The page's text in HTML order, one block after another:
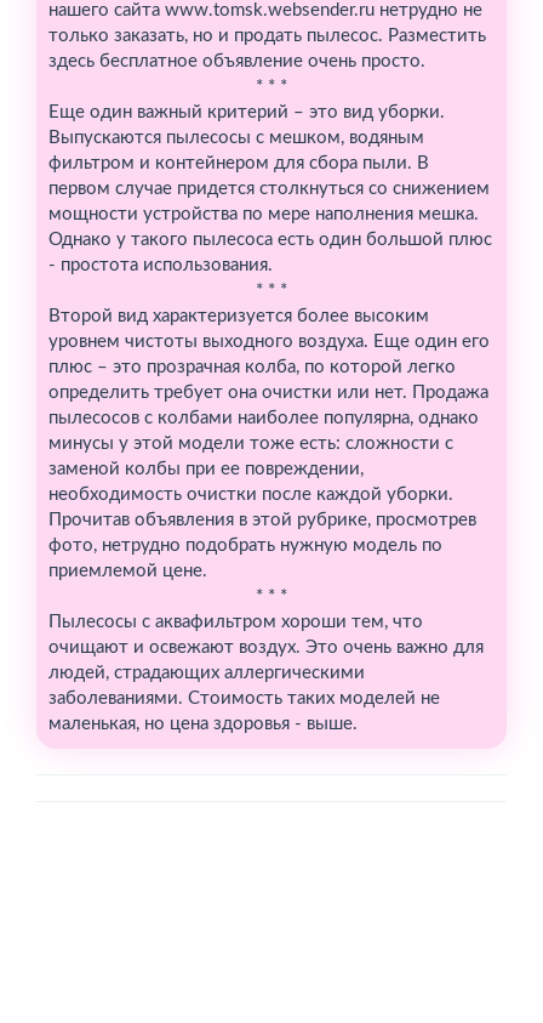
нашего сайта www.tomsk.websender.ru нетрудно не
только заказать, но и продать пылесос. Разместить
здесь бесплатное объявление очень просто.
* * *
Еще один важный критерий – это вид уборки.
Выпускаются пылесосы с мешком, водяным
фильтром и контейнером для сбора пыли. В
первом случае придется столкнуться со снижением
мощности устройства по мере наполнения мешка.
Однако у такого пылесоса есть один большой плюс
- простота использования.
* * *
Второй вид характеризуется более высоким
уровнем чистоты выходного воздуха. Еще один его
плюс – это прозрачная колба, по которой легко
определить требует она очистки или нет. Продажа
пылесосов с колбами наиболее популярна, однако
минусы у этой модели тоже есть: сложности с
заменой колбы при ее повреждении,
необходимость очистки после каждой уборки.
Прочитав объявления в этой рубрике, просмотрев
фото, нетрудно подобрать нужную модель по
приемлемой цене.
* * *
Пылесосы с аквафильтром хороши тем, что
очищают и освежают воздух. Это очень важно для
людей, страдающих аллергическими
заболеваниями. Стоимость таких моделей не
маленькая, но цена здоровья - выше.